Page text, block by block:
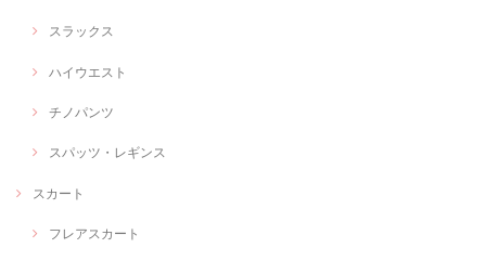
スラックス
ハイウエスト
チノパンツ
スパッツ・レギンス
スカート
フレアスカート